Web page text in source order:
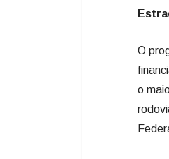
O
o